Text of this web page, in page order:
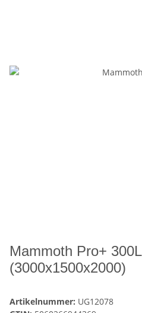
Mammoth Pro+ 300L
(3000x1500x2000)
Artikelnummer: UG12078